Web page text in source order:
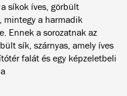
síkok íves, görbült
mintegy a harmadik
Ennek a sorozatnak az
sík, szárnyas, amely íves
falát és egy képzeletbeli